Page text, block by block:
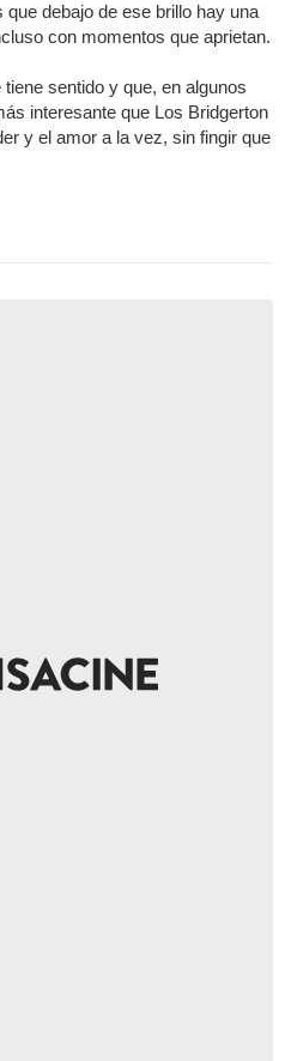
debajo de ese brillo hay una
con momentos que aprietan.
sentido y que, en algunos
interesante que Los Bridgerton
y el amor a la vez, sin fingir que